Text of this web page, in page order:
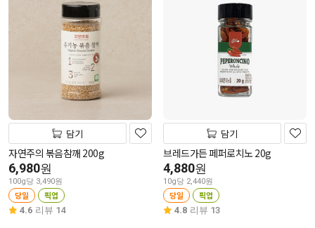
담기
자연주의 볶음참깨 200g
6,980원
100g당 3,490원
당일 픽업
4.6 리뷰 14
담기
브레드가든 페퍼로치노 20g
4,880원
10g당 2,440원
당일 픽업
4.8 리뷰 13